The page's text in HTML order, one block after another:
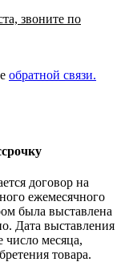
звоните по
обратной связи.
договор на
ежемесячного
была выставлена
Дата выставления
число месяца,
товара.